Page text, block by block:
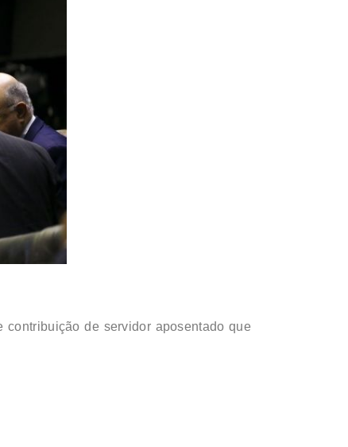
de servidor aposentado que